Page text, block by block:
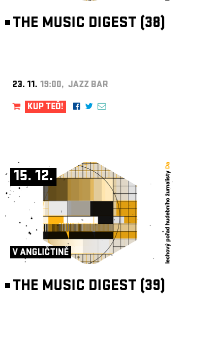
THE MUSIC DIGEST (38)
23. 11. 19:00, JAZZ BAR
KUP TEĎ!
15. 12.
V ANGLIČTINĚ
THE MUSIC DIGEST (39)